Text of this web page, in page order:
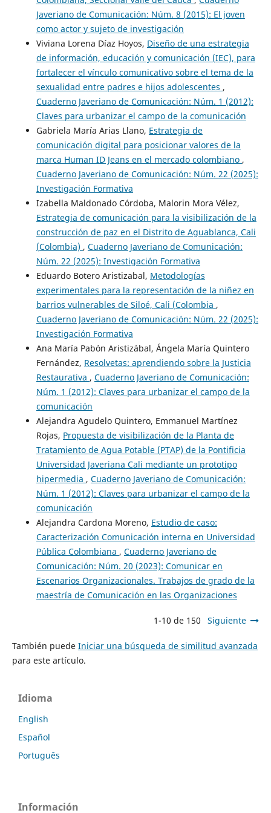
Javeriano de Comunicación: Núm. 8 (2015): El joven
como actor y sujeto de investigación
Viviana Lorena Díaz Hoyos, Diseño de una estrategia
de información, educación y comunicación (IEC), para
fortalecer el vínculo comunicativo sobre el tema de la
sexualidad entre padres e hijos adolescentes ,
Cuaderno Javeriano de Comunicación: Núm. 1 (2012):
Claves para urbanizar el campo de la comunicación
Gabriela María Arias Llano, Estrategia de
comunicación digital para posicionar valores de la
marca Human ID Jeans en el mercado colombiano ,
Cuaderno Javeriano de Comunicación: Núm. 22 (2025):
Investigación Formativa
Izabella Maldonado Córdoba, Malorin Mora Vélez,
Estrategia de comunicación para la visibilización de la
construcción de paz en el Distrito de Aguablanca, Cali
(Colombia) , Cuaderno Javeriano de Comunicación:
Núm. 22 (2025): Investigación Formativa
Eduardo Botero Aristizabal, Metodologías
experimentales para la representación de la niñez en
barrios vulnerables de Siloé, Cali (Colombia ,
Cuaderno Javeriano de Comunicación: Núm. 22 (2025):
Investigación Formativa
Ana María Pabón Aristizábal, Ángela María Quintero
Fernández, Resolvetas: aprendiendo sobre la Justicia
Restaurativa , Cuaderno Javeriano de Comunicación:
Núm. 1 (2012): Claves para urbanizar el campo de la
comunicación
Alejandra Agudelo Quintero, Emmanuel Martínez
Rojas, Propuesta de visibilización de la Planta de
Tratamiento de Agua Potable (PTAP) de la Pontificia
Universidad Javeriana Cali mediante un prototipo
hipermedia , Cuaderno Javeriano de Comunicación:
Núm. 1 (2012): Claves para urbanizar el campo de la
comunicación
Alejandra Cardona Moreno, Estudio de caso:
Caracterización Comunicación interna en Universidad
Pública Colombiana , Cuaderno Javeriano de
Comunicación: Núm. 20 (2023): Comunicar en
Escenarios Organizacionales. Trabajos de grado de la
maestría de Comunicación en las Organizaciones
1-10 de 150 Siguiente
También puede Iniciar una búsqueda de similitud avanzada
para este artículo.
Idioma
English
Español
Português
Información